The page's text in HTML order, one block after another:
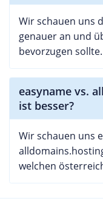
Wir schauen uns
genauer an und
bevorzugen sollte.
easyname vs.
ist besser?
Wir schauen uns
welchen